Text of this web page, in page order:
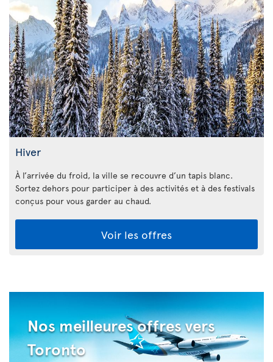
Hiver
À l’arrivée du froid, la ville se recouvre d’un tapis blanc.
Sortez dehors pour participer à des activités et à des festivals
conçus pour vous garder au chaud.
Voir les offres
Nos meilleures offres vers
Toronto